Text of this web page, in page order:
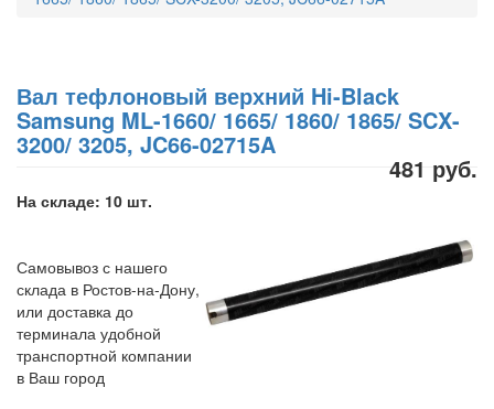
Вал тефлоновый верхний Hi-Black
Samsung ML-1660/ 1665/ 1860/ 1865/ SCX-
3200/ 3205, JC66-02715A
481 руб.
На складе: 10 шт.
Самовывоз с нашего
склада в Ростов-на-Дону,
или доставка до
терминала удобной
транспортной компании
в Ваш город